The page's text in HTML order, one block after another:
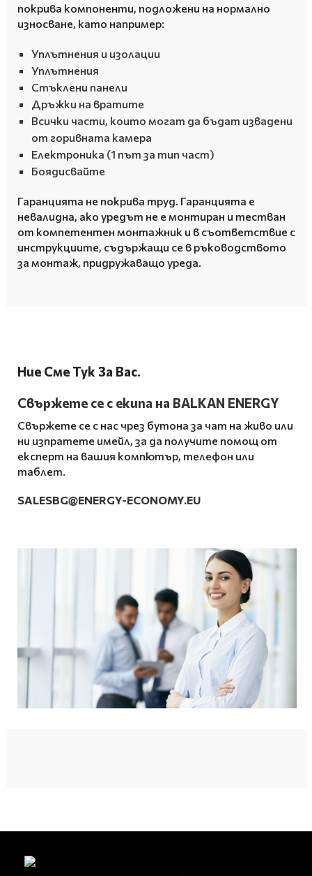
покрива компоненти, подложени на нормално
износване, като например:
Уплътнения и изолации
Уплътнения
Стъклени панели
Дръжки на вратите
Всички части, които могат да бъдат извадени
от горивната камера
Електроника (1 път за тип част)
Боядисвайте
Гаранцията не покрива труд. Гаранцията е
невалидна, ако уредът не е монтиран и тестван
от компетентен монтажник и в съответствие с
инструкциите, съдържащи се в ръководството
за монтаж, придружаващо уреда.
Ние Сме Тук За Вас.
Свържете се с екипа на BALKAN ENERGY
Свържете се с нас чрез бутона за чат на живо или
ни изпратете имейл, за да получите помощ от
експерт на вашия компютър, телефон или
таблет.
SALESBG@ENERGY-ECONOMY.EU